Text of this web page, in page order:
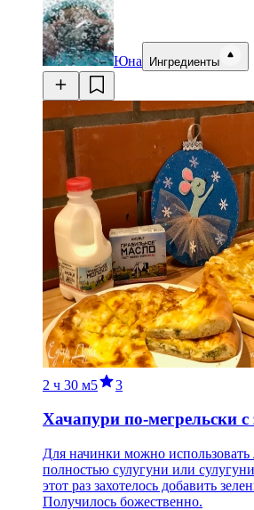
Юна Ингредиенты
2 ч 30 м5 3
Хачапури по-мегрельски с
Для начинки можно
полностью сулугуни или
этот раз захотелось добавить
Получилось божественно.